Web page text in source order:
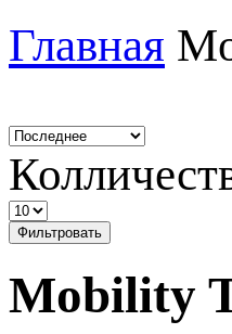
Главная
Фильтровать
Mobility